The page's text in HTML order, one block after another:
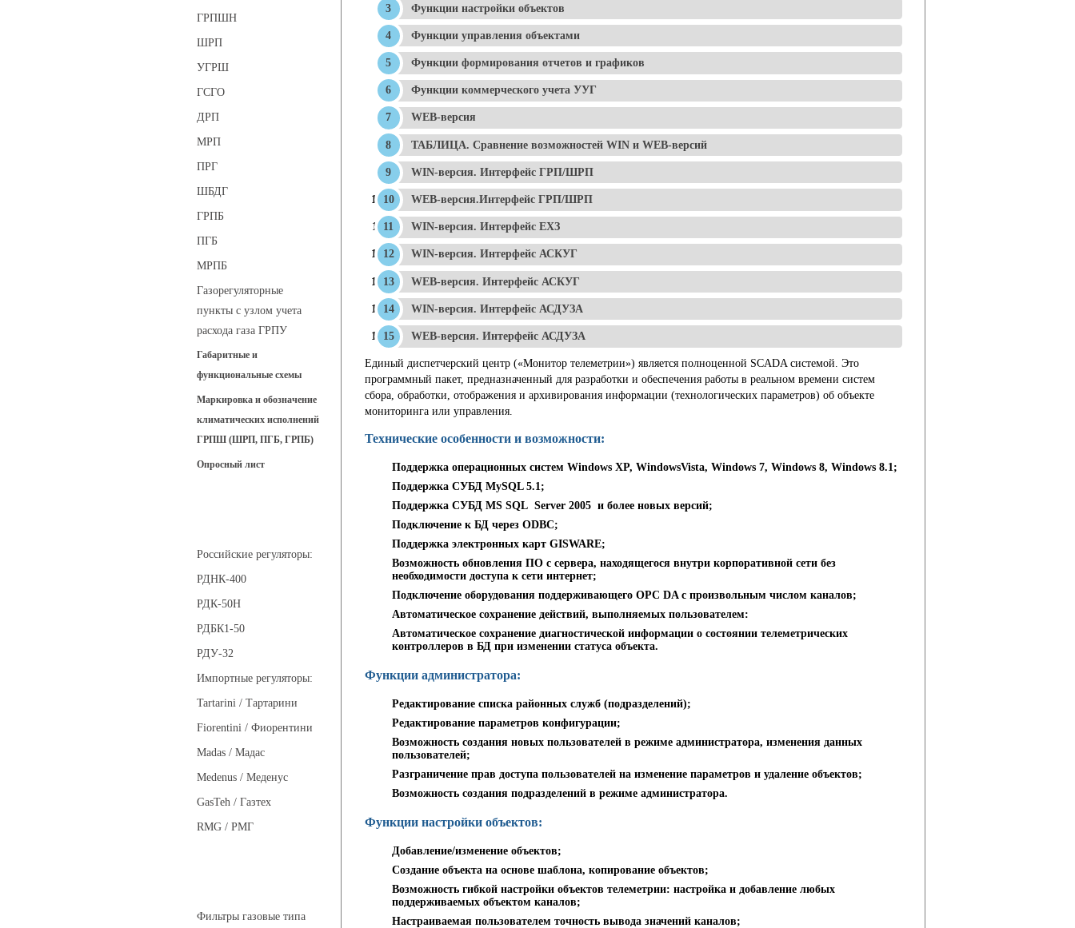
ГРПШН
ШРП
УГРШ
ГСГО
ДРП
МРП
ПРГ
ШБДГ
ГРПБ
ПГБ
МРПБ
Газорегуляторные
пункты с узлом учета
расхода газа ГРПУ
Габаритные и
функциональные схемы
Маркировка и обозначение
климатических исполнений
ГРПШ (ШРП, ПГБ, ГРПБ)
Опросный лист
Российские регуляторы:
РДНК-400
РДК-50Н
РДБК1-50
РДУ-32
Импортные регуляторы:
Tartarini / Тартарини
Fiorentini / Фиорентини
Madas / Мадас
Medenus / Меденус
GasTeh / Газтех
RMG / РМГ
Фильтры газовые типа
Функции настройки объектов
Функции управления объектами
Функции формирования отчетов и графиков
Функции коммерческого учета УУГ
WEB-версия
ТАБЛИЦА. Сравнение возможностей WIN и WEB-версий
WIN-версия. Интерфейс ГРП/ШРП
WEB-версия.Интерфейс ГРП/ШРП
WIN-версия. Интерфейс ЕХЗ
WIN-версия. Интерфейс АСКУГ
WEB-версия. Интерфейс АСКУГ
WIN-версия. Интерфейс АСДУЗА
WEB-версия. Интерфейс АСДУЗА
Единый диспетчерский центр («Монитор телеметрии») является полноценной SCADA системой. Это
программный пакет, предназначенный для разработки и обеспечения работы в реальном времени систем
сбора, обработки, отображения и архивирования информации (технологических параметров) об объекте
мониторинга или управления.
Технические особенности и возможности:
Поддержка операционных систем Windows XP, WindowsVista, Windows 7, Windows 8, Windows 8.1;
Поддержка СУБД MySQL 5.1;
Поддержка СУБД MS SQL Server 2005 и более новых версий;
Подключение к БД через ODBC;
Поддержка электронных карт GISWARE;
Возможность обновления ПО с сервера, находящегося внутри корпоративной сети без
необходимости доступа к сети интернет;
Подключение оборудования поддерживающего OPC DA с произвольным числом каналов;
Автоматическое сохранение действий, выполняемых пользователем:
Автоматическое сохранение диагностической информации о состоянии телеметрических
контроллеров в БД при изменении статуса объекта.
Функции администратора:
Редактирование списка районных служб (подразделений);
Редактирование параметров конфигурации;
Возможность создания новых пользователей в режиме администратора, изменения данных
пользователей;
Разграничение прав доступа пользователей на изменение параметров и удаление объектов;
Возможность создания подразделений в режиме администратора.
Функции настройки объектов:
Добавление/изменение объектов;
Создание объекта на основе шаблона, копирование объектов;
Возможность гибкой настройки объектов телеметрии: настройка и добавление любых
поддерживаемых объектом каналов;
Настраиваемая пользователем точность вывода значений каналов;